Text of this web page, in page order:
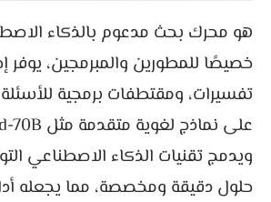
هو محرك بحث مدعوم بالذكاء
خصيصًا للمطورين والمبرمجين، يوفر
تفسيرات، ومقتطفات برمجية للأسئلة
ويدمج تقنيات الذكاء الاصطناعي
حلول دقيقة ومخصصة، مما يجعله